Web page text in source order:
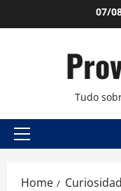
to
07/
Tudo
Primary
Home